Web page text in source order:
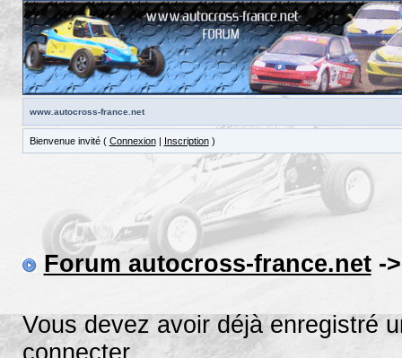
www.autocross-france.net
Bienvenue invité ( Connexion| Inscription)
Forum autocross-france.net->
Vous devez avoir déjà enregistré
connecter.